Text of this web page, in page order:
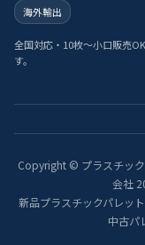
海外輸出
全国対応・10枚〜小口販売
す。
Copyright © プラスチッ
会社
新品プラスチックパレッ
中古パ